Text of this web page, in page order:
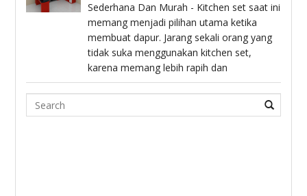
Sederhana Dan Murah - Kitchen set saat ini
memang menjadi pilihan utama ketika
membuat dapur. Jarang sekali orang yang
tidak suka menggunakan kitchen set,
karena memang lebih rapih dan
Search